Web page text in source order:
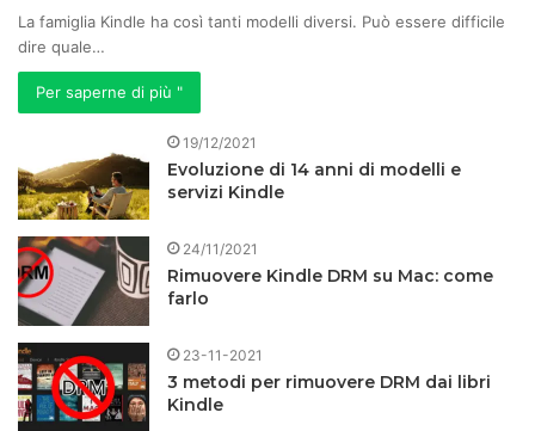
La famiglia Kindle ha così tanti modelli diversi. Può essere difficile
dire quale…
Per saperne di più "
19/12/2021
Evoluzione di 14 anni di modelli e
servizi Kindle
24/11/2021
Rimuovere Kindle DRM su Mac: come
farlo
23-11-2021
3 metodi per rimuovere DRM dai libri
Kindle